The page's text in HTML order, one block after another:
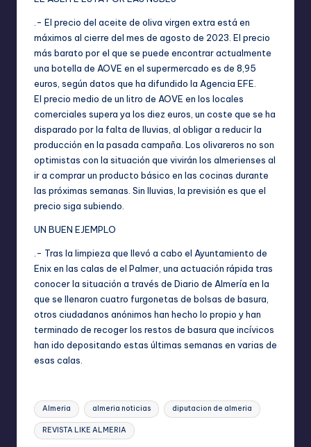
.- El precio del aceite de oliva virgen extra está en
máximos al cierre del mes de agosto de 2023. El precio
más barato por el que se puede encontrar actualmente
una botella de AOVE en el supermercado es de 8,95
euros, según datos que ha difundido la Agencia EFE.
El precio medio de un litro de AOVE en los locales
comerciales supera ya los diez euros, un coste que se ha
disparado por la falta de lluvias, al obligar a reducir la
producción en la pasada campaña. Los olivareros no son
optimistas con la situación que vivirán los almerienses al
ir a comprar un producto básico en las cocinas durante
las próximas semanas. Sin lluvias, la previsión es que el
precio siga subiendo.
UN BUEN EJEMPLO
.- Tras la limpieza que llevó a cabo el Ayuntamiento de
Enix en las calas de el Palmer, una actuación rápida tras
conocer la situación a través de Diario de Almería en la
que se llenaron cuatro furgonetas de bolsas de basura,
otros ciudadanos anónimos han hecho lo propio y han
terminado de recoger los restos de basura que incívicos
han ido depositando estas últimas semanas en varias de
esas calas.
Etiquetas:
Almeria almeria noticias diputacion de almeria
REVISTA LIKE ALMERIA